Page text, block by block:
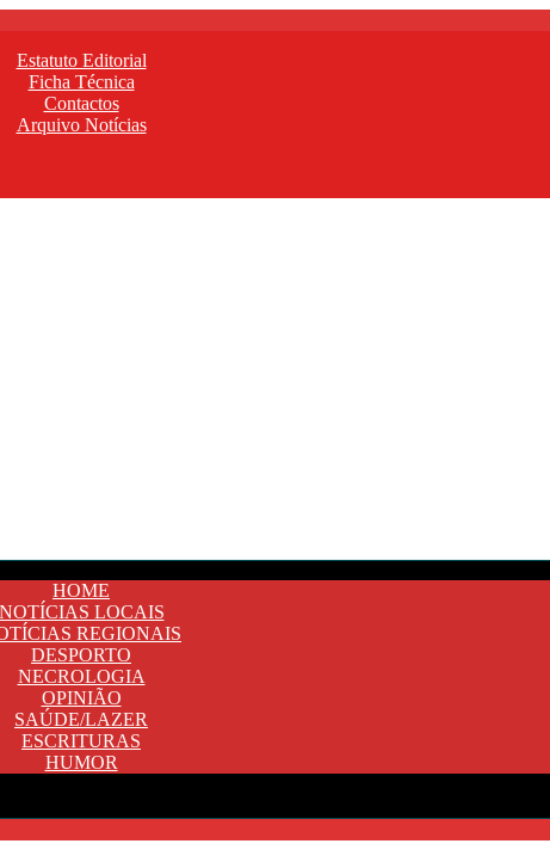
Estatuto Editorial
Ficha Técnica
Contactos
Arquivo Notícias
HOME
NOTÍCIAS LOCAIS
REGIONAIS
DESPORTO
NECROLOGIA
OPINIÃO
SAÚDE/LAZER
ESCRITURAS
HUMOR